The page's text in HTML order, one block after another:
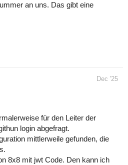
an uns. Das gibt eine
Dec '25
für den Leiter der
login abgefragt.
mittlerweile gefunden, die
8x8 mit jwt Code. Den kann ich